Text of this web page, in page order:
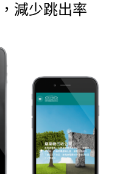
減少跳出率